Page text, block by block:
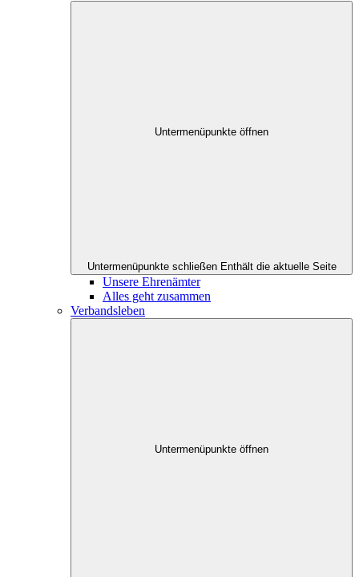
Untermenüpunkte öffnen
Untermenüpunkte schließen Enthält die aktuelle Seite
Unsere Ehrenämter
Alles geht zusammen
Verbandsleben
Untermenüpunkte öffnen